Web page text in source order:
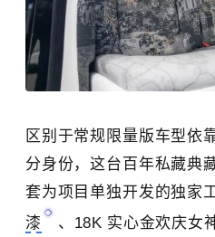
区别于常规限量版车型依
分身份，这台百年私藏典
套为项目单独开发的独家
漆
、18K 实心金欢庆女